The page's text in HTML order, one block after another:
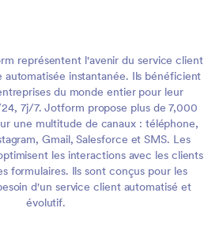
représentent l'avenir du service client
automatisée instantanée. Ils bénéficient
du monde entier pour leur
7j/7. Jotform propose plus de 7,000
une multitude de canaux : téléphone,
Gmail, Salesforce et SMS. Les
les interactions avec les clients
formulaires. Ils sont conçus pour les
d'un service client automatisé et
évolutif.